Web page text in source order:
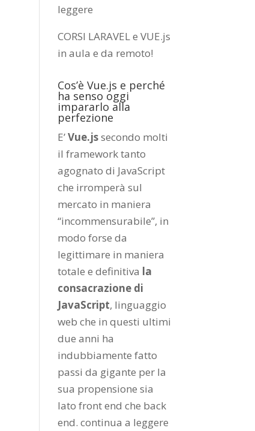
leggere
CORSI LARAVEL e VUE.js
in aula e da remoto!
Cos’è Vue.js e perché
ha senso oggi
impararlo alla
perfezione
E’Vue.jssecondo molti
il framework tanto
agognato di JavaScript
che irromperà sul
mercato in maniera
“incommensurabile”, in
modo forse da
legittimare in maniera
totale e definitiva la
consacrazione di
JavaScript, linguaggio
web che in questi ultimi
due anni ha
indubbiamente fatto
passi da gigante per la
sua propensione sia
lato front end che back
end.continua a leggere